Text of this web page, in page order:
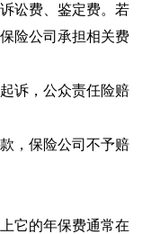
讼费、鉴定费。若
险公司承担相关费
诉，公众责任险赔
，保险公司不予赔
它的年保费通常在